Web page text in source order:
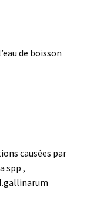
de boisson
causées par
spp ,